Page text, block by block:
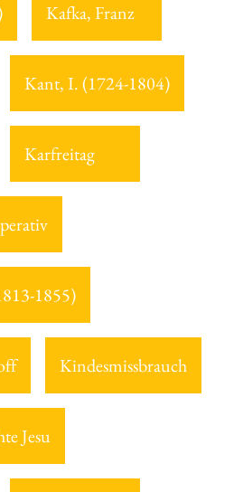
Kafka, Franz
Kant, I. (1724-1804)
Karfreitag
1855)
Kindesmissbrauch
Jesu